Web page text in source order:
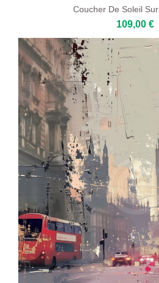
Coucher De Soleil
109,00 €